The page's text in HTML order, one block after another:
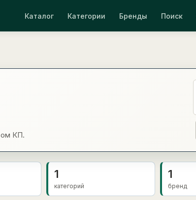
Каталог Категории Бренды Поиск
КП.
1
категорий
1
бренд